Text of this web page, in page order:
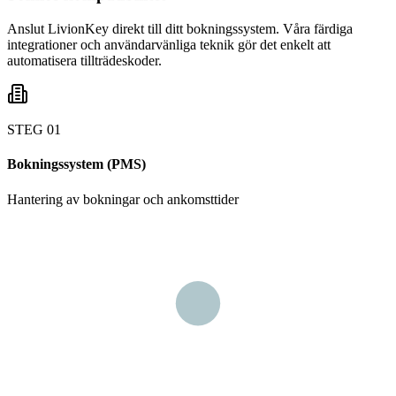
Anslut LivionKey direkt till ditt bokningssystem. Våra färdiga
integrationer och användarvänliga teknik gör det enkelt att
automatisera tillträdeskoder.
STEG 01
Bokningssystem (PMS)
Hantering av bokningar och ankomsttider